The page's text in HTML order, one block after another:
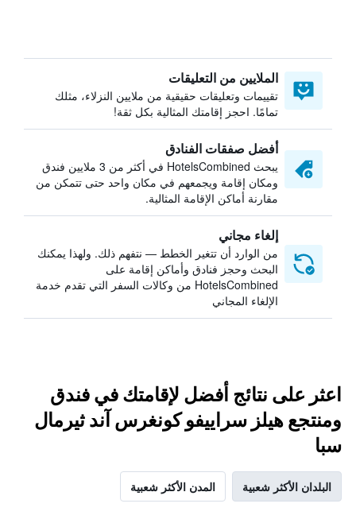
الملايين من التعليقات
تقييمات وتعليقات حقيقية من ملايين النزلاء، مثلك
تمامًا. احجز إقامتك المثالية بكل ثقة!
أفضل صفقات الفنادق
يبحث HotelsCombined في أكثر من 3 ملايين فندق
ومكان إقامة ويجمعهم في مكان واحد حتى تتمكن من
مقارنة أماكن الإقامة المثالية.
إلغاء مجاني
من الوارد أن تتغير الخطط — نتفهم ذلك. ولهذا يمكنك
البحث وحجز فنادق وأماكن إقامة على
HotelsCombined من وكالات السفر التي تقدم خدمة
الإلغاء المجاني
اعثر على نتائج أفضل لإقامتك في فندق
ومنتجع هيلز سراييفو كونغرس آند ثيرمال
سبا
البلدان الأكثر شعبية المدن الأكثر شعبية